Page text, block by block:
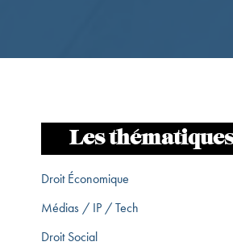
Les
Droit Économique
Médias / IP / Tech
Droit Social